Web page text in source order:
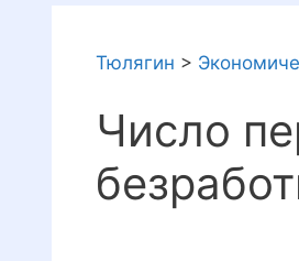
Тюлягин >
Число